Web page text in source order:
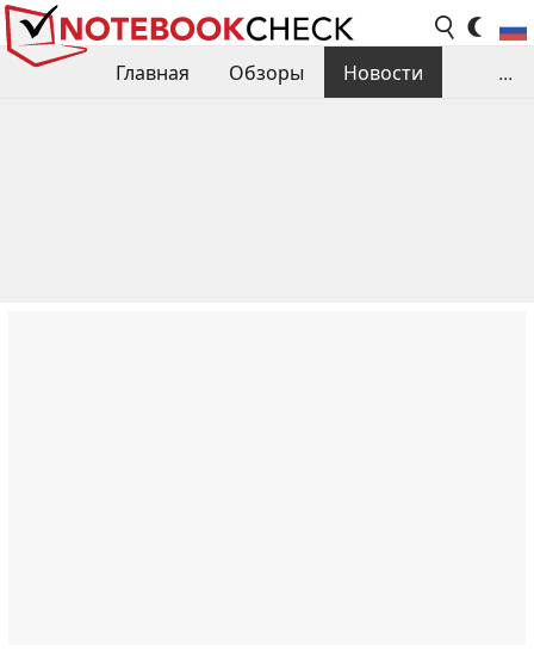
Главная Обзоры
Новости
...